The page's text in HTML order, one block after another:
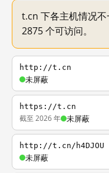
t.cn 下各主机情况不
2875 个可访问。
http://t.cn
未屏蔽
https://t.cn
截至 2026 年 未屏蔽
http://t.cn/h4DJOU
未屏蔽